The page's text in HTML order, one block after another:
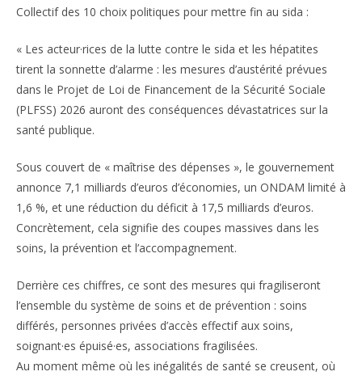
Collectif des 10 choix politiques pour mettre fin au sida :
« Les acteur·rices de la lutte contre le sida et les hépatites
tirent la sonnette d’alarme : les mesures d’austérité prévues
dans le Projet de Loi de Financement de la Sécurité Sociale
(PLFSS) 2026 auront des conséquences dévastatrices sur la
santé publique.
Sous couvert de « maîtrise des dépenses », le gouvernement
annonce 7,1 milliards d’euros d’économies, un ONDAM limité à
1,6 %, et une réduction du déficit à 17,5 milliards d’euros.
Concrètement, cela signifie des coupes massives dans les
soins, la prévention et l’accompagnement.
Derrière ces chiffres, ce sont des mesures qui fragiliseront
l’ensemble du système de soins et de prévention : soins
différés, personnes privées d’accès effectif aux soins,
soignant·es épuisé·es, associations fragilisées.
Au moment même où les inégalités de santé se creusent, où